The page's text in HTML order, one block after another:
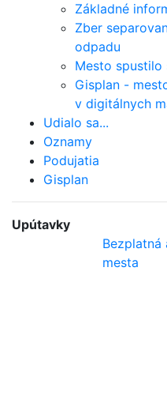
Základné
Zber
odpadu
Mesto spustilo
Gisplan -
v digitálnych
Udialo sa...
Oznamy
Podujatia
Gisplan
Upútavky
Bezplatná
mesta